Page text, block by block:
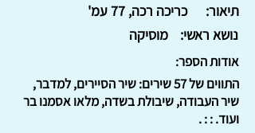
כריכה רכה, 77 עמ'
תיאור:
מוסיקה
נושא ראשי:
אודות הספר:
התווים של 57 שירים: שיר הסיירים, למדבר,
שיר העבודה, שיבולת בשדה, מלאו אסמנו בר
ועוד. : : .